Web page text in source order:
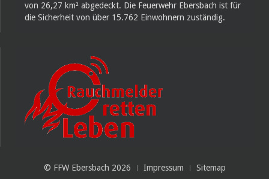
von 26,27 km² abgedeckt. Die Feuerwehr Ebersbach ist für
die Sicherheit von über 15.762 Einwohnern zuständig.
© FFW Ebersbach 2026 Impressum Sitemap